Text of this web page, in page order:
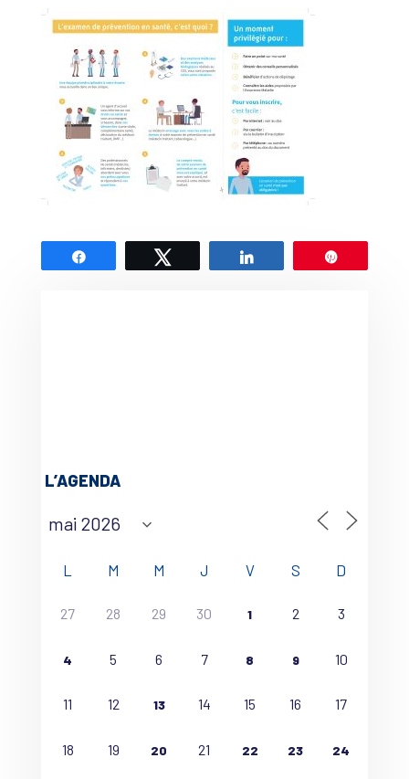
L’AGENDA
L M M J V S D
27 28 29 30 1 2 3
4 5 6 7 8 9 10
11 12 13 14 15 16 17
18 19 20 21 22 23 24